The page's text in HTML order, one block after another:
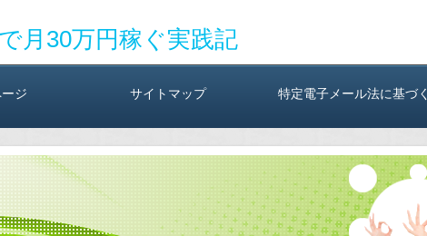
月30万円稼ぐ実践記
ジ サイトマップ 特定電子メール法に基づ